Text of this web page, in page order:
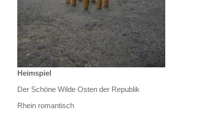
Heimspiel
Der Schöne Wilde Osten der Republik
Rhein romantisch